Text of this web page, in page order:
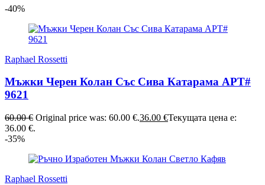
-40%
Raphael Rossetti
Мъжки Черен Колан Със Сива Катарама АРТ#
9621
60.00€ Original price was: 60.00 €.36.00 €Текущата цена е:
36.00 €.
-35%
Raphael Rossetti